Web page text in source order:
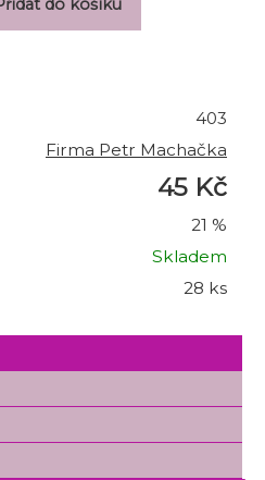
403
Firma Petr Machačka
45 Kč
21 %
Skladem
28 ks